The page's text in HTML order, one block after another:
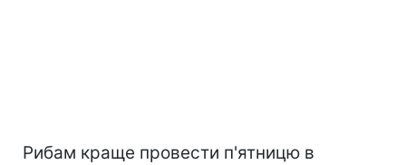
Рибам краще провести п'ятницю в